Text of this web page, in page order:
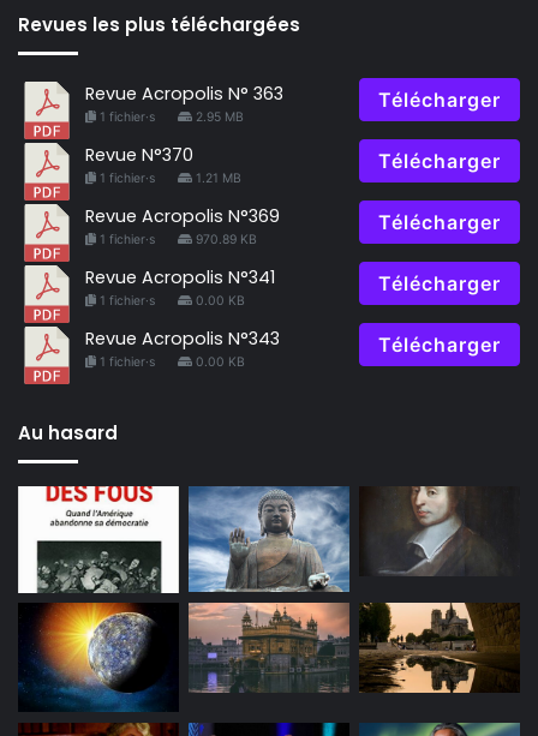
Revues les plus téléchargées
Revue Acropolis N° 363
1 fichier·s 2.95 MB
Télécharger
Revue N°370
1 fichier·s 1.21 MB
Télécharger
Revue Acropolis N°369
1 fichier·s 970.89 KB
Télécharger
Revue Acropolis N°341
1 fichier·s 0.00 KB
Télécharger
Revue Acropolis N°343
1 fichier·s 0.00 KB
Télécharger
Au hasard